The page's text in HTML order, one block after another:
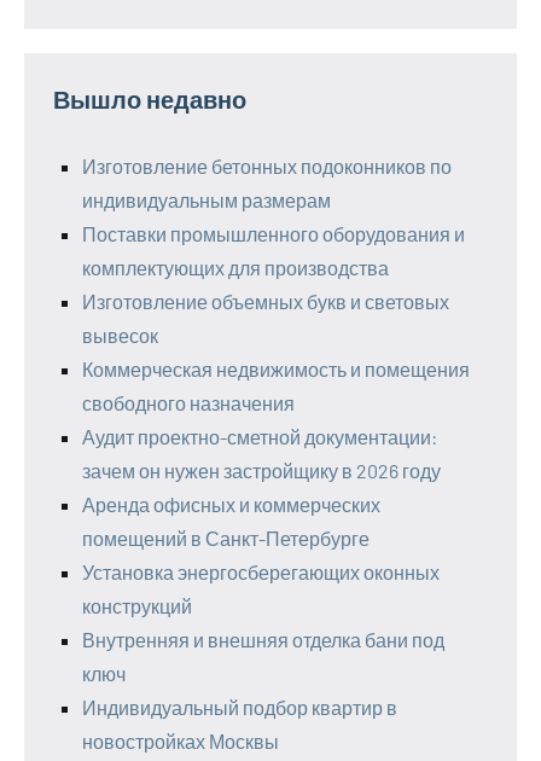
Вышло недавно
Изготовление бетонных подоконников по
индивидуальным размерам
Поставки промышленного оборудования и
комплектующих для производства
Изготовление объемных букв и световых
вывесок
Коммерческая недвижимость и помещения
свободного назначения
Аудит проектно-сметной документации:
зачем он нужен застройщику в 2026 году
Аренда офисных и коммерческих
помещений в Санкт-Петербурге
Установка энергосберегающих оконных
конструкций
Внутренняя и внешняя отделка бани под
ключ
Индивидуальный подбор квартир в
новостройках Москвы